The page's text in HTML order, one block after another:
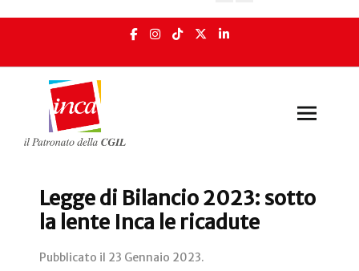
Legge di Bilancio 2023: sotto
la lente Inca le ricadute
Pubblicato il 23 Gennaio 2023.